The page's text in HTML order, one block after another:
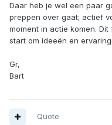
Daar heb je wel een paar
preppen over gaat; actief
moment in actie komen.
start om ideeën en
Gr,
Bart
Quote